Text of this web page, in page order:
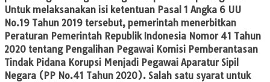
Untuk melaksanakan isi ketentuan Pasal 1 Angka 6 UU
No.19 Tahun 2019 tersebut, pemerintah menerbitkan
Peraturan Pemerintah Republik Indonesia Nomor 41 Tahun
2020 tentang Pengalihan Pegawai Komisi Pemberantasan
Tindak Pidana Korupsi Menjadi Pegawai Aparatur Sipil
Negara (PP No.41 Tahun 2020). Salah satu syarat untuk